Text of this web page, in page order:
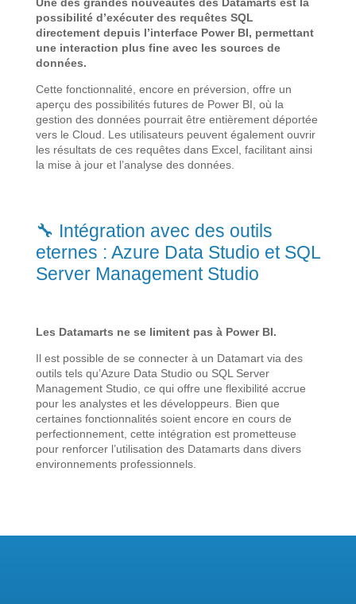
Une des grandes nouveautés des Datamarts est la
possibilité d’exécuter des requêtes SQL
directement depuis l’interface Power BI, permettant
une interaction plus fine avec les sources de
données.
Cette fonctionnalité, encore en préversion, offre un
aperçu des possibilités futures de Power BI, où la
gestion des données pourrait être entièrement déportée
vers le Cloud. Les utilisateurs peuvent également ouvrir
les résultats de ces requêtes dans Excel, facilitant ainsi
la mise à jour et l’analyse des données.
🔧 Intégration avec des outils
eternes : Azure Data Studio et SQL
Server Management Studio
Les Datamarts ne se limitent pas à Power BI.
Il est possible de se connecter à un Datamart via des
outils tels qu’Azure Data Studio ou SQL Server
Management Studio, ce qui offre une flexibilité accrue
pour les analystes et les développeurs. Bien que
certaines fonctionnalités soient encore en cours de
perfectionnement, cette intégration est prometteuse
pour renforcer l’utilisation des Datamarts dans divers
environnements professionnels.